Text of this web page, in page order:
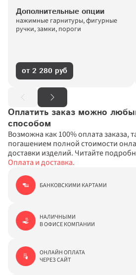
Дополнительные опции
нажимные гарнитуры, фигурные
ручки, замки, пороги
от 2 280 руб
Оплатить заказ можно
способом
Возможна как 100% оплата заказа,
погашением полной стоимости
Оплата и доставка.
БАНКОВСКИМИ КАРТАМИ
НАЛИЧНЫМИ
В ОФИСЕ КОМПАНИИ
ОНЛАЙН ОПЛАТА
ЧЕРЕЗ САЙТ